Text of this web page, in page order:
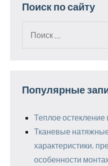
Поиск по сайту
Популярные
Теплое
Тканевые
характеристики,
особенности